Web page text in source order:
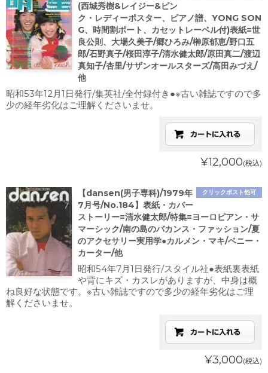
(西城秀樹&レイジー&ピン
ク・レディーポスター、ピアノ譜、YONG SON
G、時間割ポート、カセットレーベル付)表紙=世
良公則、大場久美子/郷ひろみ/榊原郁恵/野口五
郎/石野真子/桜田淳子/清水健太郎/原田真二/渡辺
真知子/杏里/サザンオールスターズ/高田みづえ/
他
昭和53年12月1日発行/集英社/全付録付き●※古い雑誌ですので多
少の経年劣化はご理解くださいませ。
¥12,000(税込)
クリックポスト他可
【dansen(男子専科)/1979年
7月号/No.184】表紙・カバー
ストーリー=清水健太郎/特集=ヨーロピアン・サ
マーシック/南の島のバカンス・ファッション/夏
のアクセサリー実用学●カルメン・マキ/ベニー・
カーター/他
昭和54年7月1日発行/スタイル社●表紙裏表紙
や背にキズ・カスレがありますが、中身は概
ね良好な状態です。※古い雑誌ですので多少の経年劣化はご理
解くださいませ。
¥3,000(税込)